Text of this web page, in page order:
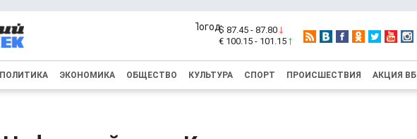
$ 87.45 - 87.80
€ 100.15 - 101.15
ПОЛИТИКА ЭКОНОМИКА ОБЩЕСТВО КУЛЬТУРА СПОРТ ПРОИСШЕСТВИЯ АКЦИЯ ВБ